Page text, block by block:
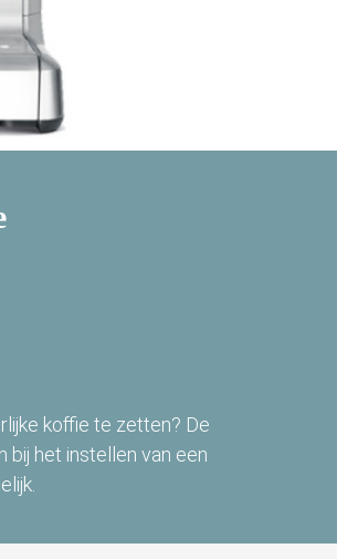
koffie te zetten? De
bij het instellen van een